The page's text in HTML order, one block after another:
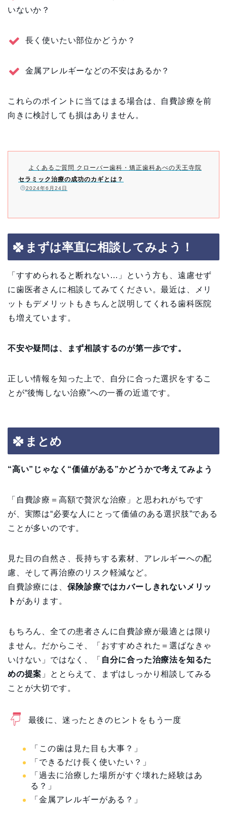
いないか？
長く使いたい部位かどうか？
金属アレルギーなどの不安はあるか？
これらのポイントに当てはまる場合は、自費診療を前
向きに検討しても損はありません。
よくあるご質問 クローバー歯科・矯正歯科あべの天王寺院
セラミック治療の成功のカギとは？
2024年6月24日
まずは率直に相談してみよう！
「すすめられると断れない…」という方も、遠慮せず
に歯医者さんに相談してみてください。最近は、メリ
ットもデメリットもきちんと説明してくれる歯科医院
も増えています。
不安や疑問は、まず相談するのが第一歩です。
正しい情報を知った上で、自分に合った選択をするこ
とが“後悔しない治療”への一番の近道です。
まとめ
“高い”じゃなく“価値がある”かどうかで考えてみよう
「自費診療＝高額で贅沢な治療」と思われがちです
が、実際は“必要な人にとって価値のある選択肢”である
ことが多いのです。
見た目の自然さ、長持ちする素材、アレルギーへの配
慮、そして再治療のリスク軽減など。
自費診療には、 保険診療ではカバーしきれないメリッ
ト があります。
もちろん、全ての患者さんに自費診療が最適とは限り
ません。だからこそ、「おすすめされた＝選ばなきゃ
いけない」ではなく、「 自分に合った治療法を知るた
めの提案 」ととらえて、まずはしっかり相談してみる
ことが大切です。
最後に、迷ったときのヒントをもう一度
「この歯は見た目も大事？」
「できるだけ長く使いたい？」
「過去に治療した場所がすぐ壊れた経験はあ
る？」
「金属アレルギーがある？」